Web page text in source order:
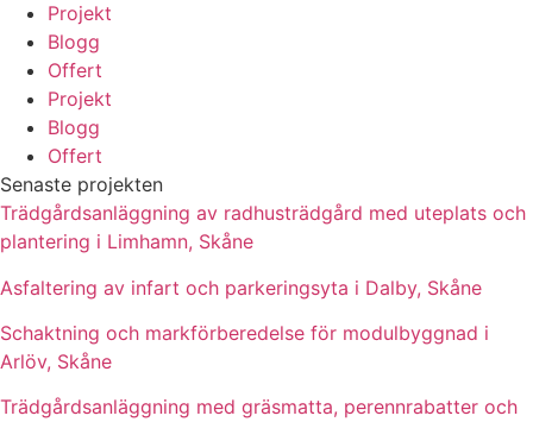
Projekt
Blogg
Offert
Projekt
Blogg
Offert
Senaste projekten
Trädgårdsanläggning av radhusträdgård med uteplats och
plantering i Limhamn, Skåne
Asfaltering av infart och parkeringsyta i Dalby, Skåne
Schaktning och markförberedelse för modulbyggnad i
Arlöv, Skåne
Trädgårdsanläggning med gräsmatta, perennrabatter och